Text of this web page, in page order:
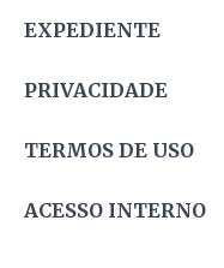
EXPEDIENTE
PRIVACIDADE
TERMOS DE USO
ACESSO INTERNO